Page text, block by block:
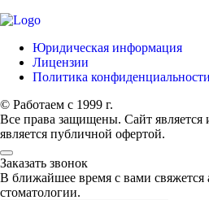
Юридическая информация
Лицензии
Политика конфиденциальности
© Работаем с 1999 г.
Все права защищены. Сайт
является публичной офертой.
Заказать звонок
В ближайшее время с вами свяжется
стоматологии.